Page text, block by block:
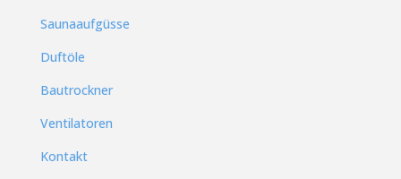
Saunaaufgüsse
Duftöle
Bautrockner
Ventilatoren
Kontakt